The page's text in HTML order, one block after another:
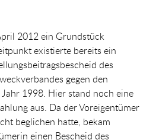
2012 ein Grundstück
existierte bereits ein
des
gegen den
1998. Hier stand noch eine
aus. Da der Voreigentümer
beglichen hatte, bekam
einen Bescheid des